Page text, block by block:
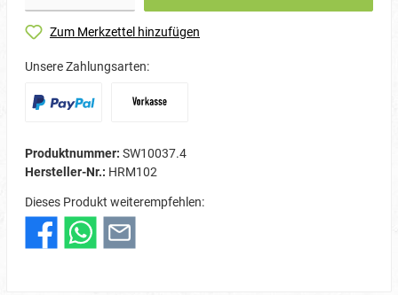
Zum Merkzettel hinzufügen
Unsere Zahlungsarten:
Produktnummer: SW10037.4
Hersteller-Nr.: HRM102
Dieses Produkt weiterempfehlen: